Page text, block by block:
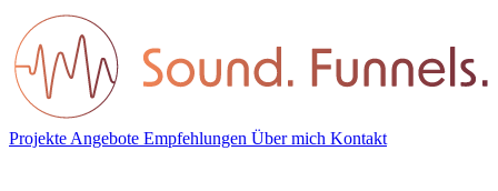
Projekte Angebote Empfehlungen Über mich Kontakt